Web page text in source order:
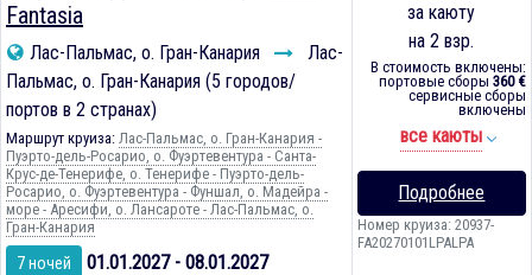
Fantasia
Лас-Пальмас, о. Гран-Канария
Лас-
Пальмас, о. Гран-Канария (5 городов/
портов в 2 странах)
Маршрут круиза: Лас-Пальмас, о. Гран-Канария -
Пуэрто-дель-Росарио, о. Фуэртевентура - Санта-
Крус-де-Тенерифе, о. Тенерифе - Пуэрто-дель-
Росарио, о. Фуэртевентура - Фуншал, о. Мадейра -
море - Аресифи, о. Лансароте - Лас-Пальмас, о.
Гран-Канария
7 ночей 01.01.2027 - 08.01.2027
за каюту
на 2 взр.
В стоимость включены:
портовые сборы 360 €
сервисные сборы
включены
все каюты
Подробнее
Номер круиза: 20937-
FA20270101LPALPA